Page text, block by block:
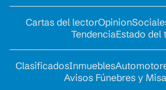
Cartas del lectorOpinion
TendenciaEstado del
ClasificadosInmuebles
Avisos Fúnebres y